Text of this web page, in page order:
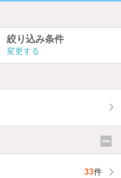
絞り込み条件
変更する
33件